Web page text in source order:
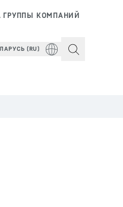
ГРУППЫ КОМПАНИЙ
(RU)